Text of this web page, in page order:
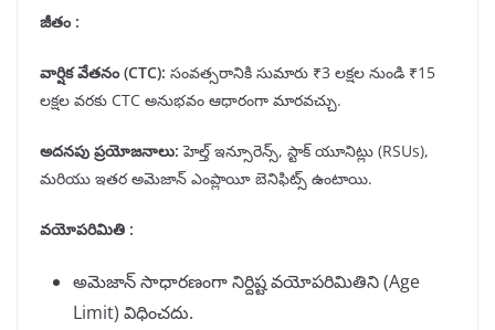
జీతం :
వార్షిక వేతనం(CTC): సంవత్సరానికి సుమారు ₹3 లక్షల నుండి ₹15
లక్షల వరకు CTC అనుభవం ఆధారంగా మారవచ్చు.
అదనపు ప్రయోజనాలు: హెల్త్ ఇన్సూరెన్స్, స్టాక్ యూనిట్లు (RSUs),
మరియు ఇతర అమెజాన్ ఎంప్లాయీ బెనిఫిట్స్ ఉంటాయి.
వయోపరిమితి :
అమెజాన్ సాధారణంగా నిర్దిష్ట వయోపరిమితిని (Age
Limit) విధించదు.